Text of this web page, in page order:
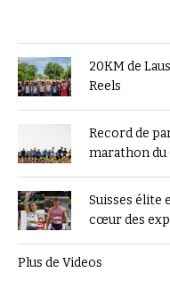
20KM de
Reels
Record de
marathon du
Suisses élite
cœur des
Plus de Videos